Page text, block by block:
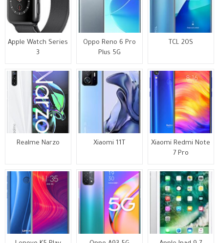
Apple Watch Series
3
Oppo Reno 6 Pro
Plus 5G
TCL 20S
Realme Narzo Xiaomi 11T
Xiaomi Redmi Note
7 Pro